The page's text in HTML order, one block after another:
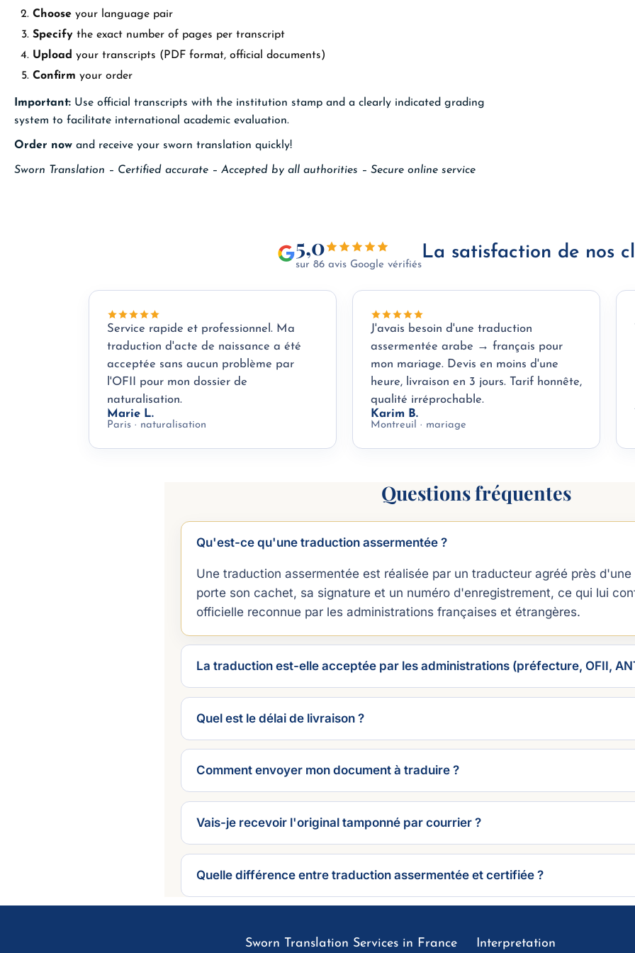
Choose your language pair
Specify the exact number of pages per transcript
Upload your transcripts (PDF format, official documents)
Confirm your order
Important: Use official transcripts with the institution stamp and a clearly indicated grading
system to facilitate international academic evaluation.
Order now and receive your sworn translation quickly!
Sworn Translation – Certified accurate – Accepted by all authorities – Secure online service
5,0
sur 86 avis Google vérifiés
La satisfaction de nos
Service rapide et professionnel. Ma
traduction d'acte de naissance a été
acceptée sans aucun problème par
l'OFII pour mon dossier de
naturalisation.
Marie L.
Paris · naturalisation
J'avais besoin d'une traduction
assermentée arabe → français pour
mon mariage. Devis en moins d'une
heure, livraison en 3 jours. Tarif honnête,
qualité irréprochable.
Karim B.
Montreuil · mariage
Questions fréquentes
Qu'est-ce qu'une traduction assermentée ?
Une traduction assermentée est réalisée par un traducteur agréé près
porte son cachet, sa signature et un numéro d'enregistrement, ce qui lui
officielle reconnue par les administrations françaises et étrangères.
La traduction est-elle acceptée par les administrations (préfecture, OFII,
Quel est le délai de livraison ?
Comment envoyer mon document à traduire ?
Vais-je recevoir l'original tamponné par courrier ?
Quelle différence entre traduction assermentée et certifiée ?
Sworn Translation Services in France Interpretation